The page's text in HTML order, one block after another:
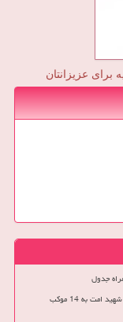
برای عزیزانتان
به 14 موکب